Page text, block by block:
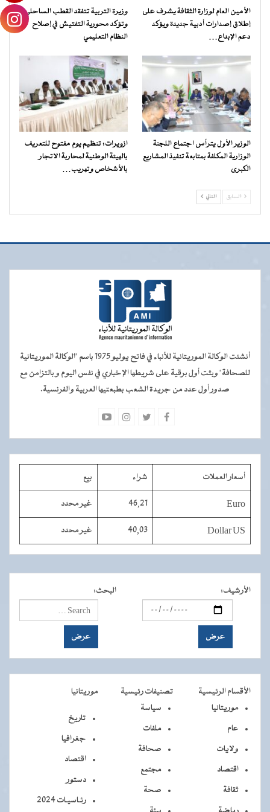
الأمين العام لوزارة الثقافة يشرف على
إطلاق إصدارات أدبية جديدة ويؤكد
دعم الإبداع…
وزيرة التربية تتفقد القطب الساحلي
وتؤكد محورية التفتيش في إصلاح
النظام التعليمي
الوزير الأول يترأس اجتماع اللجنة
الوزارية المكلفة بمتابعة تنفيذ المشاريع
الكبرى
ازويرات: تنظيم يوم مفتوح للتعريف
بالهيئة الوطنية لمحاربة الاتجار
بالأشخاص وتهريب…
السابق التالي
أنشئت الوكالة الموريتانية للأنباء في فاتح يوليو 1975 باسم "الوكالة الموريتانية
للصحافة" وبثت أول برقية على شريطها الإخباري في نفس اليوم و بالتزامن مع
صدور أول عدد من جريدة الشعب بطبعتيها العربية والفرنسية.
أسعار العملات شراء بيع
Euro
46,21 غير محدد
Dollar US
40,03 غير محدد
الأرشيف: البحث:
الأقسام الرئيسية تصنيفات رئيسية
موريتانيا
موريتانيا
عام
ولايات
اقتصاد
ثقافة
سياسة
ملفات
صحافة
مجتمع
صحة
تاريخ
جغرافيا
اقتصاد
دستور
رئـاسيـات 2024